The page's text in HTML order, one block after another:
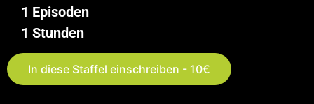
1 Episoden
1 Stunden
In diese Staffel einschreiben - 10€